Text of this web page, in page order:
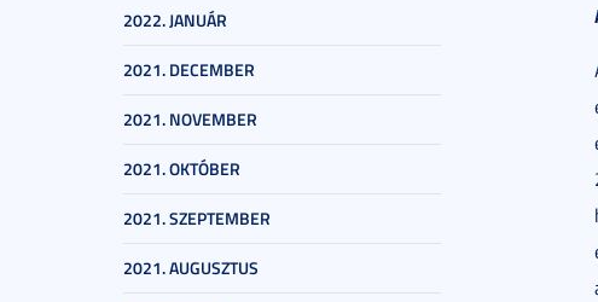
2022. JANUÁR
2021. DECEMBER
2021. NOVEMBER
2021. OKTÓBER
2021. SZEPTEMBER
2021. AUGUSZTUS